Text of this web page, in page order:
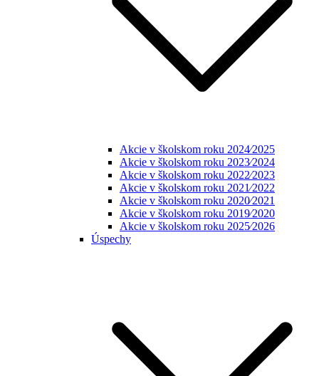
Akcie v školskom roku 2024⁄2025
Akcie v školskom roku 2023⁄2024
Akcie v školskom roku 2022⁄2023
Akcie v školskom roku 2021⁄2022
Akcie v školskom roku 2020⁄2021
Akcie v školskom roku 2019⁄2020
Akcie v školskom roku 2025⁄2026
Úspechy